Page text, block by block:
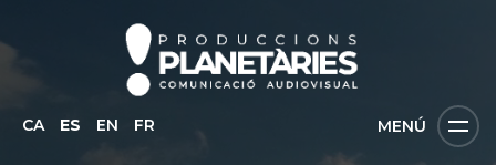
CA ES EN FR MENÚ